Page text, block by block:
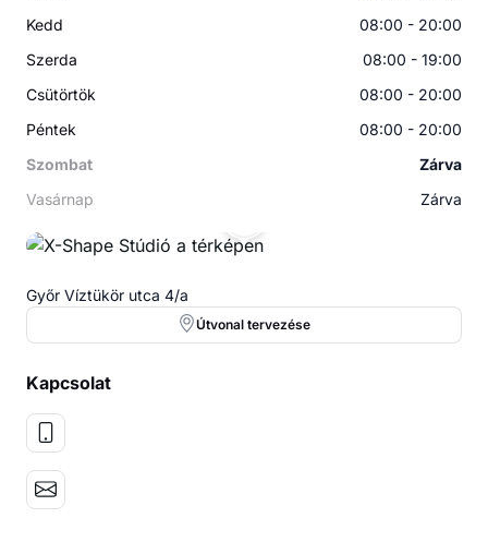
Kedd
08:00 - 20:00
Szerda
08:00 - 19:00
Csütörtök
08:00 - 20:00
Péntek
08:00 - 20:00
Szombat
Zárva
Vasárnap
Zárva
Győr Víztükör utca 4/a
Útvonal tervezése
Kapcsolat